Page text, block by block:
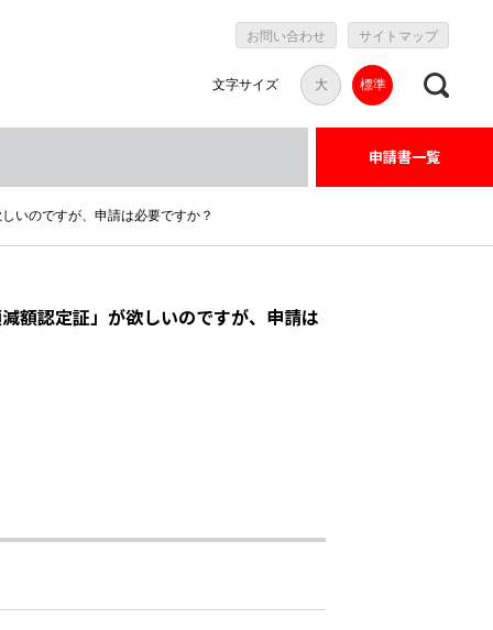
お問い合わせ サイトマップ
文字サイズ 大 標準
申請書一覧
いのですが、申請は必要ですか？
額認定証」が欲しいのですが、申請は